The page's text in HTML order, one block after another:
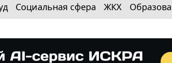
Социальная сфера ЖКХ